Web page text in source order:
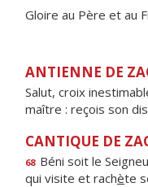
Gloire au Père et au
ANTIENNE DE
Salut, croix
maître : reçois son
CANTIQUE DE
68 Béni soit le
qui visite et rachète